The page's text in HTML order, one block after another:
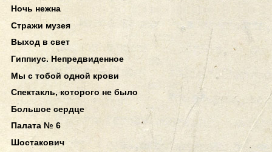
Ночь нежна
Стражи музея
Выход в свет
Гиппиус. Непредвиденное
Мы с тобой одной крови
Спектакль, которого не было
Большое сердце
Палата № 6
Шостакович